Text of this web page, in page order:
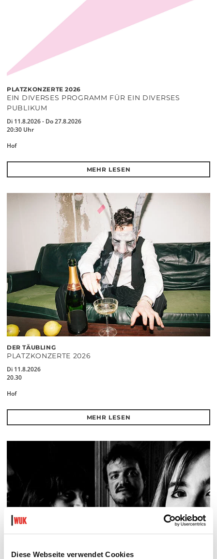
Diese Webseite verwendet Cookies
PLATZKONZERTE 2026
EIN DIVERSES PROGRAMM FÜR EIN DIVERSES
PUBLIKUM
Di 11.8.2026 - Do 27.8.2026
20:30 Uhr
Hof
MEHR LESEN
DER TÄUBLING
PLATZKONZERTE 2026
Di 11.8.2026
20.30
Hof
MEHR LESEN